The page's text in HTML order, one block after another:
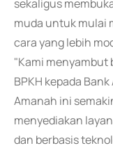
sekaligus
muda untuk mulai
cara yang lebih
"Kami menyambut
BPKH kepada
Amanah ini
menyediakan
dan berbasis